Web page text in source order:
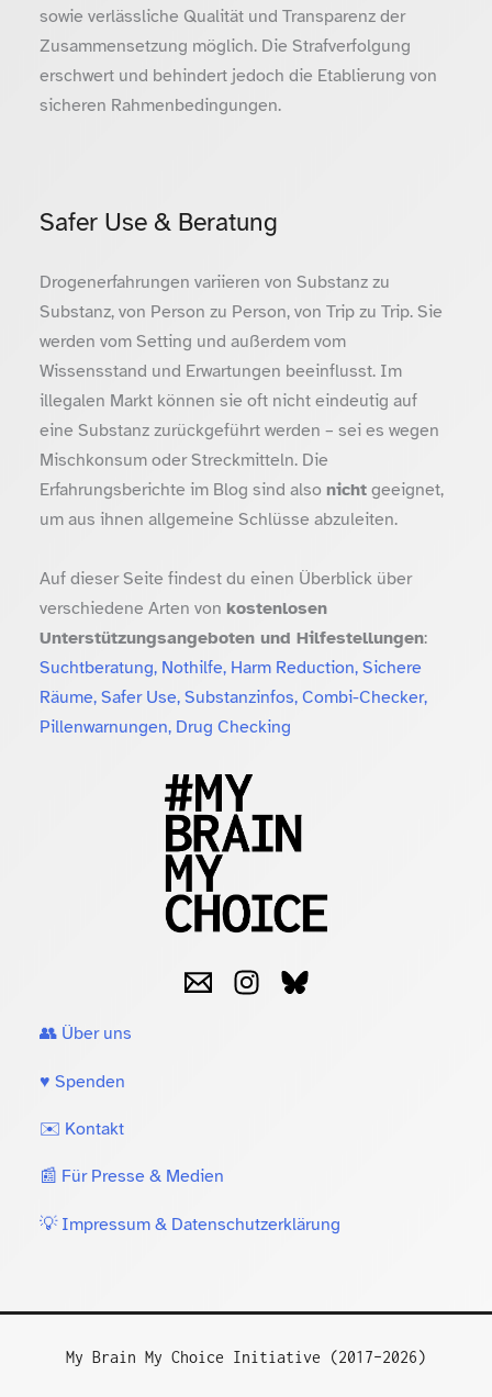
sowie verlässliche Qualität und Transparenz der
Zusammensetzung möglich. Die Strafverfolgung
erschwert und behindert jedoch die Etablierung von
sicheren Rahmenbedingungen.
Safer Use & Beratung
Drogenerfahrungen variieren von Substanz zu
Substanz, von Person zu Person, von Trip zu Trip. Sie
werden vom Setting und außerdem vom
Wissensstand und Erwartungen beeinflusst. Im
illegalen Markt können sie oft nicht eindeutig auf
eine Substanz zurückgeführt werden – sei es wegen
Mischkonsum oder Streckmitteln. Die
Erfahrungsberichte im Blog sind also nichtgeeignet,
um aus ihnen allgemeine Schlüsse abzuleiten.
Auf dieser Seite findest du einen Überblick über
verschiedene Arten von kostenlosen
Unterstützungsangeboten und Hilfestellungen:
Suchtberatung, Nothilfe, Harm Reduction, Sichere
Räume, Safer Use, Substanzinfos, Combi-Checker,
Pillenwarnungen, Drug Checking
👥 Über uns
♥️ Spenden
✉️ Kontakt
📰 Für Presse & Medien
💡 Impressum & Datenschutzerklärung
My Brain My Choice Initiative (2017–2026)